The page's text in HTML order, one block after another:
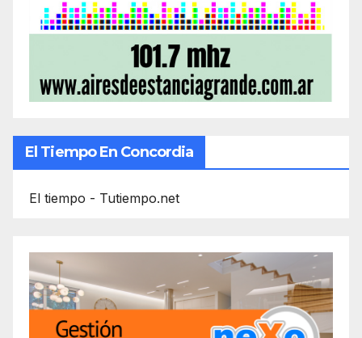
El Tiempo En Concordia
El tiempo - Tutiempo.net